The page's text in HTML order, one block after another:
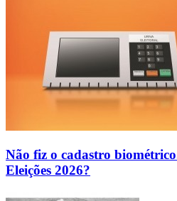
Não fiz o cadastro
Eleições 2026?